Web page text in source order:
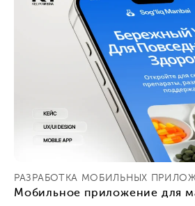
РАЗРАБОТКА МОБИЛЬНЫХ
Мобильное приложение для